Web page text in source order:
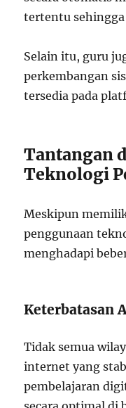
tertentu
Selain itu, guru
perkembangan
tersedia pada
Tantangan
Teknologi
Meskipun
penggunaan
menghadapi
Keterbatasan
Tidak semua
internet yang
pembelajaran